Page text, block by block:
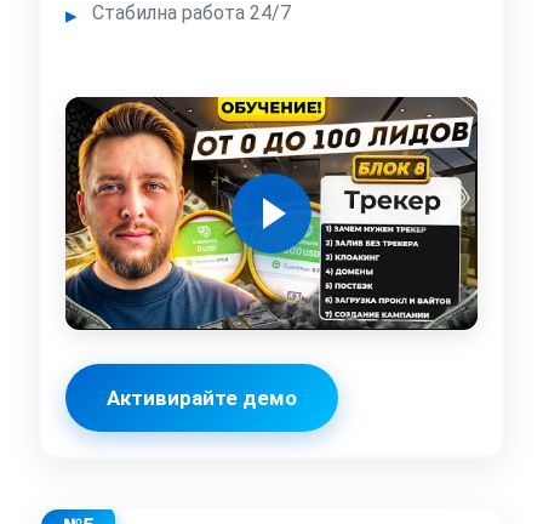
Стабилна работа 24/7
Активирайте демо